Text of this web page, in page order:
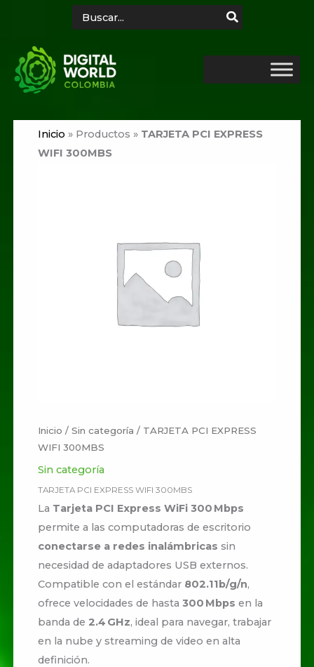
contenido
for:
Inicio » Productos » TARJETA PCI EXPRESS
WIFI 300MBS
Inicio /Sin categoría / TARJETA PCI EXPRESS
WIFI 300MBS
Sin categoría
TARJETA PCI EXPRESS WIFI 300MBS
La Tarjeta PCI Express WiFi 300 Mbps
permite a las computadoras de escritorio
conectarse a redes inalámbricas sin
necesidad de adaptadores USB externos.
Compatible con el estándar 802.11b/g/n,
ofrece velocidades de hasta300 Mbps en la
banda de 2.4 GHz, ideal para navegar, trabajar
en la nube y streaming de video en alta
definición.